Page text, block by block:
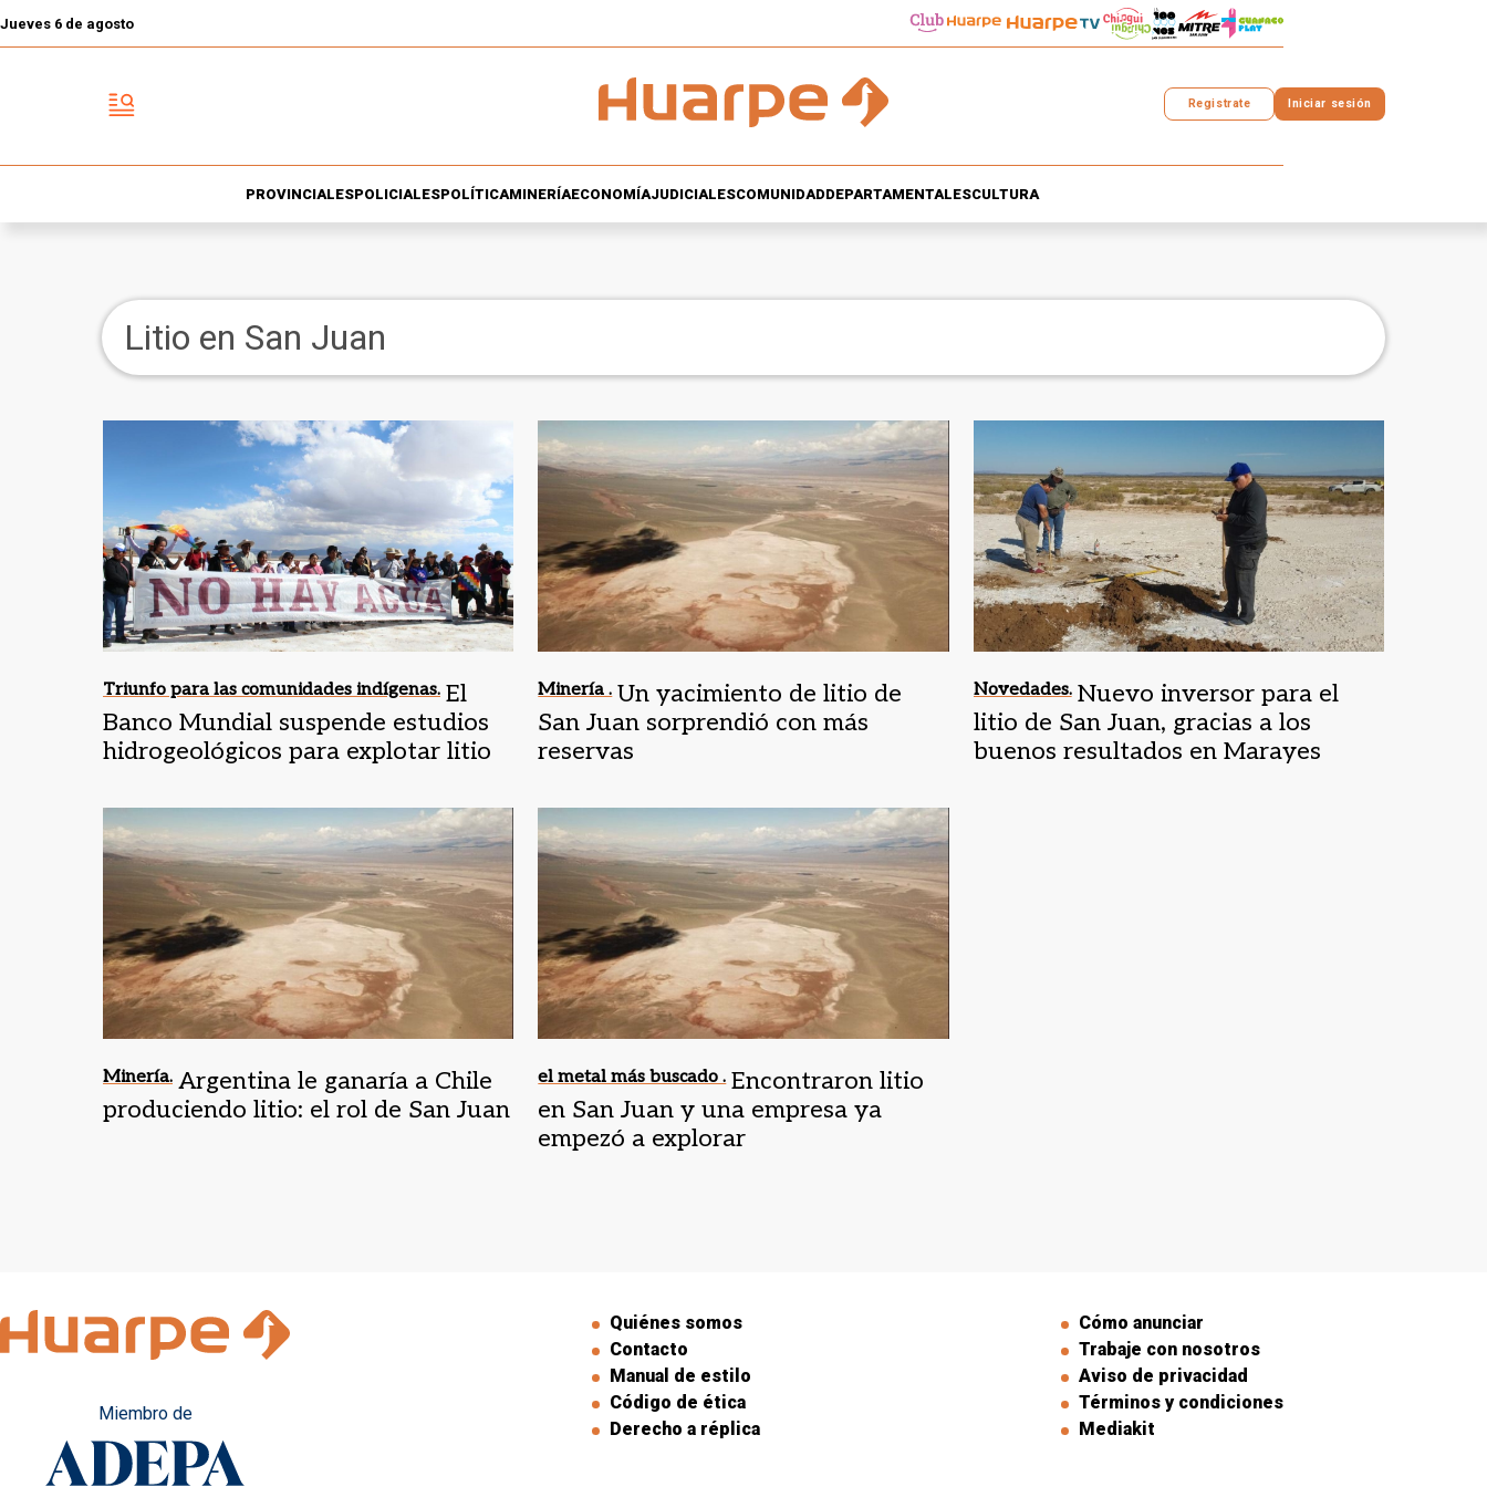
Jueves 6 de agosto
Registrate Iniciar sesión
PROVINCIALESPOLICIALESPOLÍTICAMINERÍAECONOMÍAJUDICIALESCOMUNIDADDEPARTAMENTALESCULTURA
Litio en San Juan
Triunfo para las comunidades indígenas. El
Banco Mundial suspende estudios
hidrogeológicos para explotar litio
Minería . Un yacimiento de litio de
San Juan sorprendió con más
reservas
Novedades. Nuevo inversor para el
litio de San Juan, gracias a los
buenos resultados en Marayes
Minería. Argentina le ganaría a Chile
produciendo litio: el rol de San Juan
el metal más buscado . Encontraron litio
en San Juan y una empresa ya
empezó a explorar
Miembro de
Quiénes somos
Contacto
Manual de estilo
Código de ética
Derecho a réplica
Cómo anunciar
Trabaje con nosotros
Aviso de privacidad
Términos y condiciones
Mediakit